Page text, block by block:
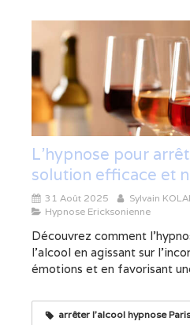
L’hypnose pour
solution efficace et
31 Août 2025
Sylvain
Hypnose Ericksonienne
Découvrez comment
l’alcool en agissant sur
émotions et en favorisant
arrêter l'alcool hypnose Paris